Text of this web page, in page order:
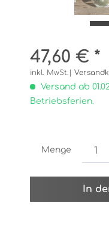
47,60 € *
inkl. MwSt.|
Versand ab
Betriebsferien.
Menge
In